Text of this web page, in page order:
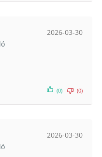
2026-03-30
(0) (0)
2026-03-30